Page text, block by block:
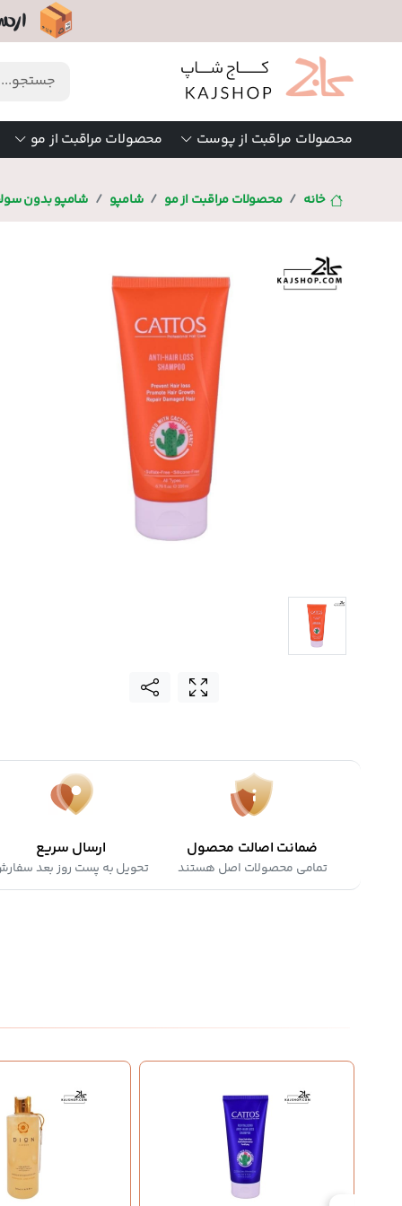
محصولات مراقبت از پوست محصولات مراقبت از مو
خانه محصولات مراقبت از مو شامپو شامپو بدون
ضمانت اصالت محصول
تمامی محصولات اصل هستند
ارسال سریع
تحویل به پست روز بعد